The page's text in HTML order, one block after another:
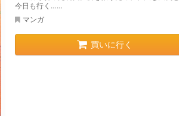
今日も行く……
マンガ
買いに行く